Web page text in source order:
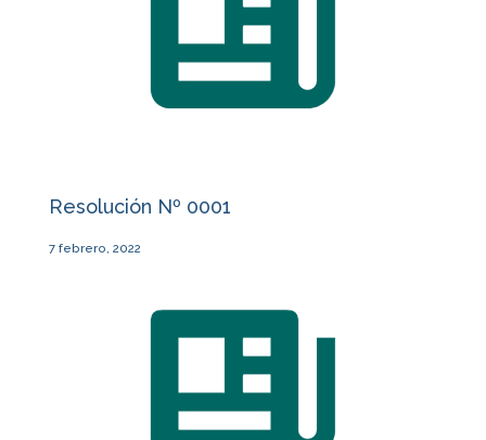
Resolución Nº 0001
7 febrero, 2022